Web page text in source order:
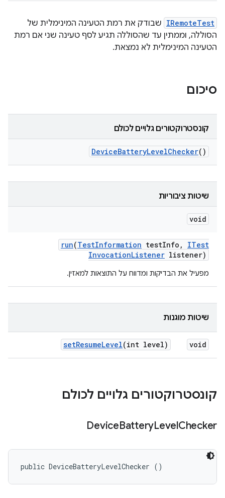
IRemoteTest שבודק את רמת הטעינה המינימלית של
הסוללה, וממתין עד שהסוללה תגיע לסף טעינה שני אם רמת
הטעינה המינימלית לא נמצאת.
סיכום
קונסטרוקטורים גלויים לכולם
DeviceBatteryLevelChecker()
שיטות ציבוריות
void
run(TestInformation testInfo ,
ITest
InvocationListener listener)
מפעיל את הבדיקות ומדווח על התוצאות למאזין.
שיטות מוגנות
void
setResumeLevel(int level)
קונסטרוקטורים גלויים לכולם
DeviceBatteryLevelChecker
public DeviceBatteryLevelChecker ()